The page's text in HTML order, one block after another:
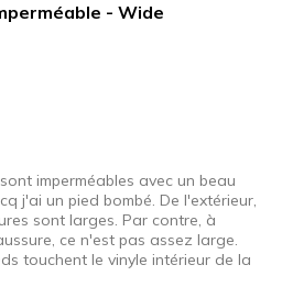
- Wide
imperméables avec un beau
j'ai un pied bombé. De l'extérieur,
sont larges. Par contre, à
ce n'est pas assez large.
touchent le vinyle intérieur de la